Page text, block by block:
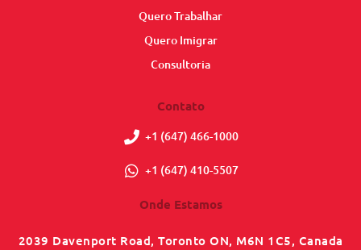
Quero Trabalhar
Quero Imigrar
Consultoria
Contato
+1 (647) 466-1000
+1 (647) 410-5507
Onde Estamos
2039 Davenport Road, Toronto ON, M6N 1C5, Canada